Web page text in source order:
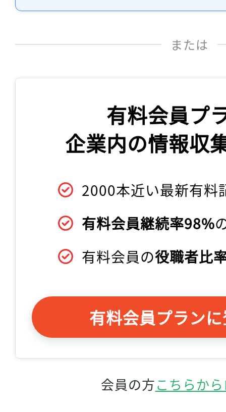
または
有料会員プ
企業内の情報収
2000本近い最新有料
有料会員継続率98%
有料会員の役職者比
有料会員プラン
会員の方こちらか